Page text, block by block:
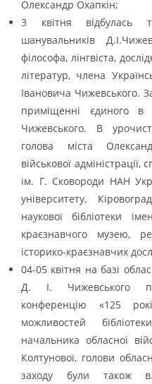
Олександр Охапкін;
3 квітня відбулась
шанувальників
філософа, лінгвіста,
літератур, члена
Івановича Чижевського.
приміщенні єдиного
Чижевського. В
голова міста
військової адміністрації,
ім. Г. Сковороди НАН
університету,
наукової бібліотеки
краєзнавчого музею,
історико-краєзнавчих
04-05 квітня на базі
Д. І. Чижевського
конференцію «125
можливостей
начальника обласної
Колтунової, голови
заходу були також